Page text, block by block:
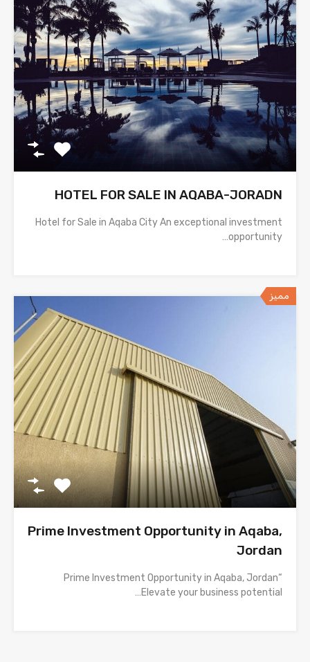
HOTEL FOR SALE IN AQABA-JORADN
Hotel for Sale in Aqaba City An exceptional investment
opportunity…
مميز
Prime Investment Opportunity in Aqaba,
Jordan
“Prime Investment Opportunity in Aqaba, Jordan
Elevate your business potential…